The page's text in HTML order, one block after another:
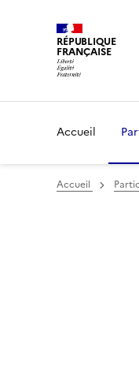
RÉPUBLIQUE
FRANÇAISE
Accueil
Accueil